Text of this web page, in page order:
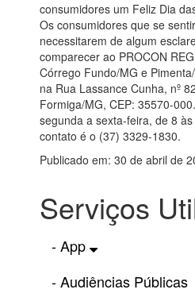
consumidores um Feliz Dia
Os consumidores que se
necessitarem de algum
comparecer ao PROCON
Córrego Fundo/MG e
na Rua Lassance Cunha, nº
Formiga/MG, CEP: 35570-
segunda a sexta-feira, de 8
contato é o (37) 3329-1830.
Publicado em: 30 de abril de
Serviços
- App
- Audiências Públicas